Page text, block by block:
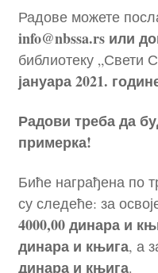
Радове можете
info@nbssa.rs или
библиотеку „Свети
јануара 2021.
Радови треба да
примерка!
Биће награђена по
су следеће: за
4000,00 динара и
динара и књига, а
динара и књига.